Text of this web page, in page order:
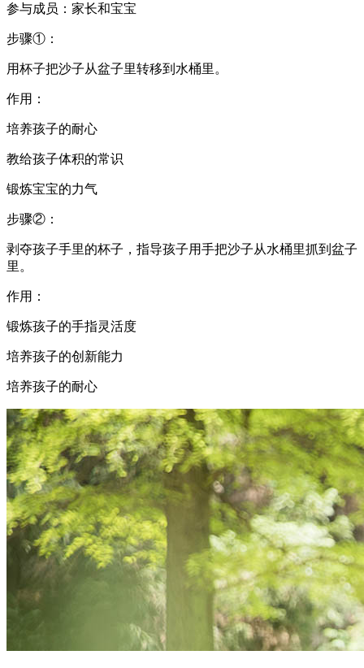
参与成员：家长和宝宝
步骤①：
用杯子把沙子从盆子里转移到水桶里。
作用：
培养孩子的耐心
教给孩子体积的常识
锻炼宝宝的力气
步骤②：
剥夺孩子手里的杯子，指导孩子用手把沙子从水桶里抓到盆子
里。
作用：
锻炼孩子的手指灵活度
培养孩子的创新能力
培养孩子的耐心